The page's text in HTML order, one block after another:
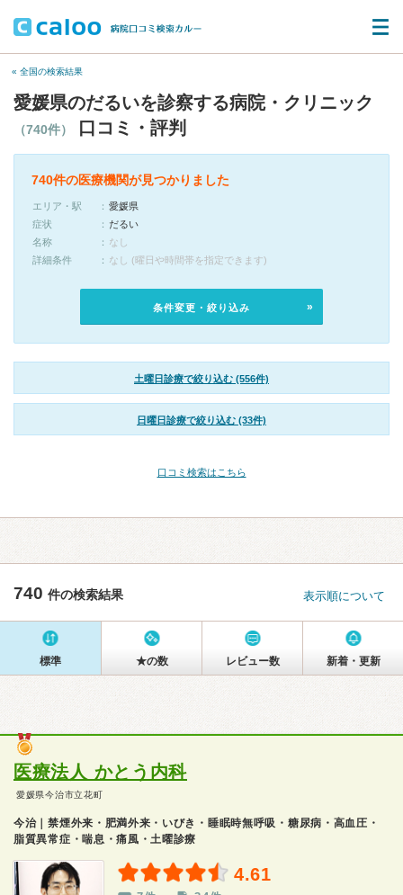
« 全国の検索結果
愛媛県のだるいを診察する病院・クリニック
（740件） 口コミ・評判
740件の医療機関が見つかりました
エリア・駅
愛媛県
症状
だるい
名称
なし
詳細条件
なし (曜日や時間帯を指定できます)
条件変更・絞り込み
土曜日診療で絞り込む (556件)
日曜日診療で絞り込む (33件)
口コミ検索はこちら
740 件の検索結果 表示順について
標準 ★の数 レビュー数 新着・更新
医療法人 かとう内科
愛媛県今治市立花町
今治｜禁煙外来・肥満外来・いびき・睡眠時無呼吸・糖尿病・高血圧・
脂質異常症・喘息・痛風・土曜診療
4.61